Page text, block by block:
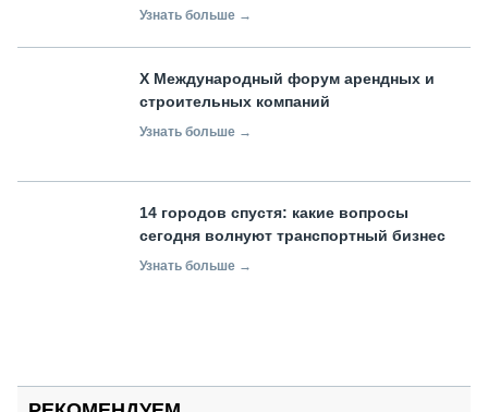
Узнать больше →
X Международный форум арендных и
строительных компаний
Узнать больше →
14 городов спустя: какие вопросы
сегодня волнуют транспортный бизнес
Узнать больше →